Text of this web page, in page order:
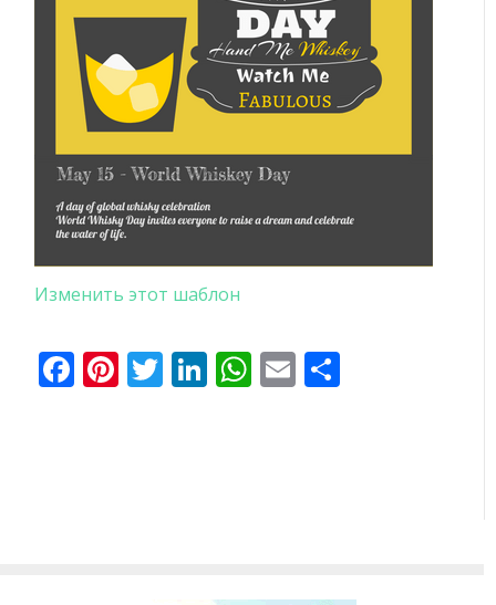
Изменить этот шаблон
Facebook
Pinterest
Twitter
LinkedIn
WhatsApp
Email